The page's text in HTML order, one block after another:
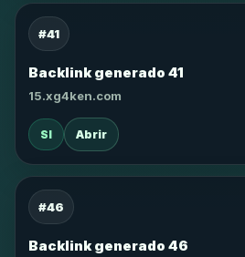
#41
Backlink generado 41
15.xg4ken.com
SI Abrir
#46
Backlink generado 46